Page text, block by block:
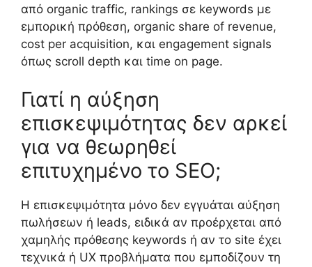
από organic traffic, rankings σε keywords με
εμπορική πρόθεση, organic share of revenue,
cost per acquisition, και engagement signals
όπως scroll depth και time on page.
Γιατί η αύξηση
επισκεψιμότητας δεν αρκεί
για να θεωρηθεί
επιτυχημένο το SEO;
Η επισκεψιμότητα μόνο δεν εγγυάται αύξηση
πωλήσεων ή leads, ειδικά αν προέρχεται από
χαμηλής πρόθεσης keywords ή αν το site έχει
τεχνικά ή UX προβλήματα που εμποδίζουν τη